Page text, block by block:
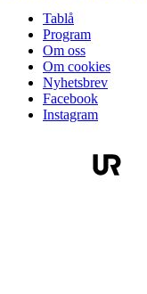
Tablå
Program
Om oss
Om cookies
Nyhetsbrev
Facebook
Instagram